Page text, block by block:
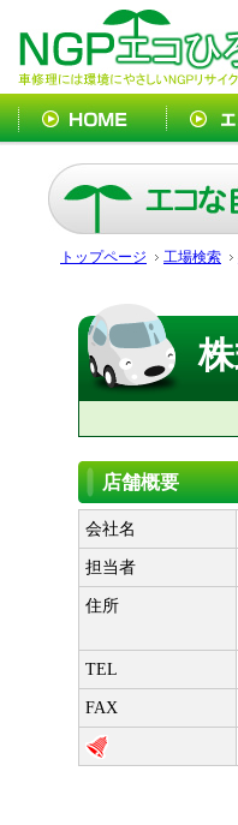
トップページ 工場検索
店舗概要
会社名
担当者
住所
TEL
FAX